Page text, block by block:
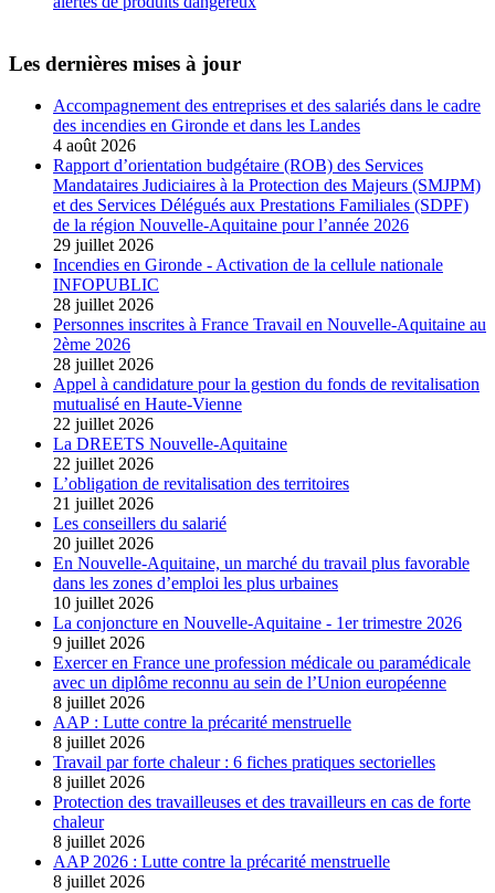
Les dernières mises à jour
Accompagnement des entreprises et des salariés dans le cadre
des incendies en Gironde et dans les Landes
4 août 2026
Rapport d’orientation budgétaire (ROB) des Services
Mandataires Judiciaires à la Protection des Majeurs (SMJPM)
et des Services Délégués aux Prestations Familiales (SDPF)
de la région Nouvelle-Aquitaine pour l’année 2026
29 juillet 2026
Incendies en Gironde - Activation de la cellule nationale
INFOPUBLIC
28 juillet 2026
Personnes inscrites à France Travail en Nouvelle-Aquitaine au
2ème 2026
28 juillet 2026
Appel à candidature pour la gestion du fonds de revitalisation
mutualisé en Haute-Vienne
22 juillet 2026
La DREETS Nouvelle-Aquitaine
22 juillet 2026
L’obligation de revitalisation des territoires
21 juillet 2026
Les conseillers du salarié
20 juillet 2026
En Nouvelle-Aquitaine, un marché du travail plus favorable
dans les zones d’emploi les plus urbaines
10 juillet 2026
La conjoncture en Nouvelle-Aquitaine - 1er trimestre 2026
9 juillet 2026
Exercer en France une profession médicale ou paramédicale
avec un diplôme reconnu au sein de l’Union européenne
8 juillet 2026
AAP : Lutte contre la précarité menstruelle
8 juillet 2026
Travail par forte chaleur : 6 fiches pratiques sectorielles
8 juillet 2026
Protection des travailleuses et des travailleurs en cas de forte
chaleur
8 juillet 2026
AAP 2026 : Lutte contre la précarité menstruelle
8 juillet 2026